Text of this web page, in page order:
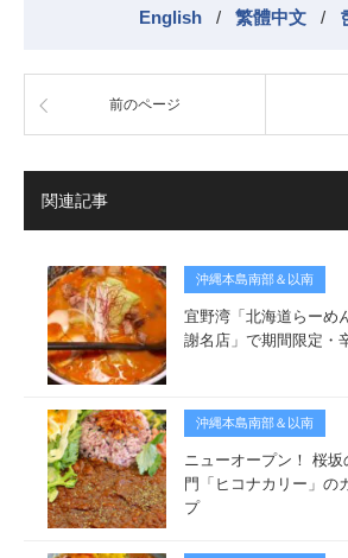
English
/ 繁體中文 /
前のページ
関連記事
沖縄本島南部＆以南
宜野湾「北海道らーめ
謝名店」で期間限定・
沖縄本島南部＆以南
ニューオープン！ 桜
門「ヒコナカリー」の
プ